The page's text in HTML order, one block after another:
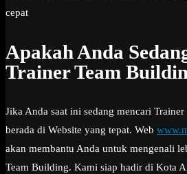
cepat
Apakah Anda
Trainer Team
Jika Anda saat ini sedang mencari
berada di Website yang tepat. Web
akan membantu Anda untuk mengenali
Team Building. Kami siap hadir di Kota